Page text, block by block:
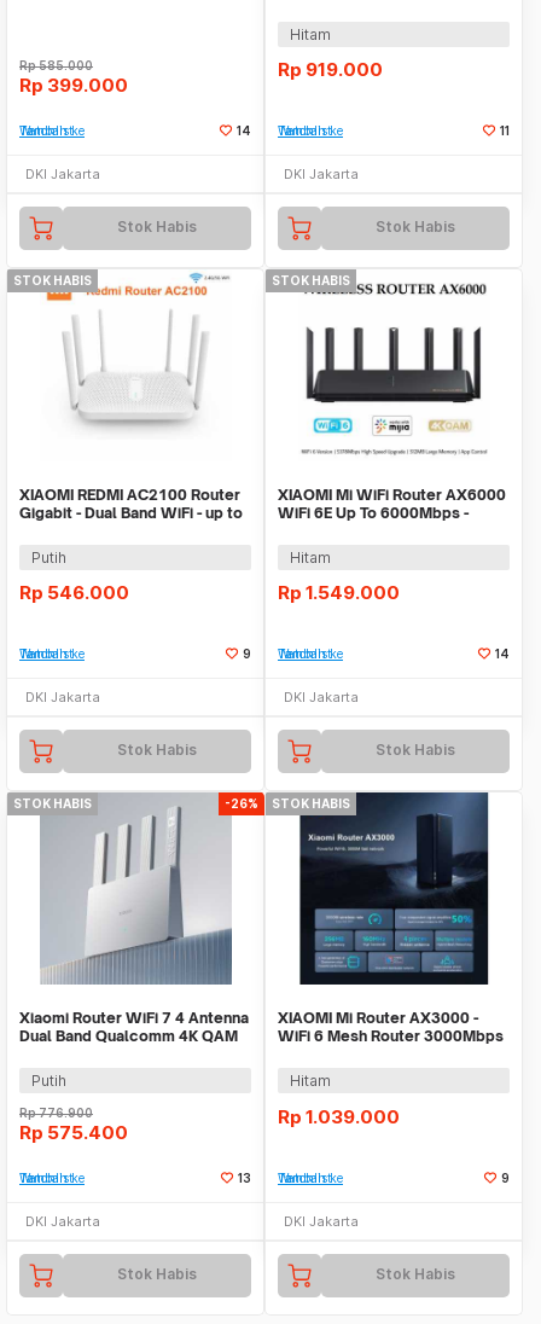
Rp585.000
Rp 399.000
Tambah ke Watchlist 14
DKI Jakarta
Stok Habis
Hitam
Rp 919.000
Tambah ke Watchlist 11
DKI Jakarta
Stok Habis
STOK HABIS
XIAOMI REDMI AC2100 Router
Gigabit - Dual Band WiFi - up to
Putih
Rp 546.000
Tambah ke Watchlist 9
DKI Jakarta
Stok Habis
STOK HABIS
XIAOMI Mi WiFi Router AX6000
WiFi 6E Up To 6000Mbps -
Hitam
Rp 1.549.000
Tambah ke Watchlist 14
DKI Jakarta
Stok Habis
STOK HABIS -26%
Xiaomi Router WiFi 7 4 Antenna
Dual Band Qualcomm 4K QAM
Putih
Rp776.900
Rp 575.400
Tambah ke Watchlist 13
DKI Jakarta
Stok Habis
STOK HABIS
XIAOMI Mi Router AX3000 -
WiFi 6 Mesh Router 3000Mbps
Hitam
Rp 1.039.000
Tambah ke Watchlist 9
DKI Jakarta
Stok Habis